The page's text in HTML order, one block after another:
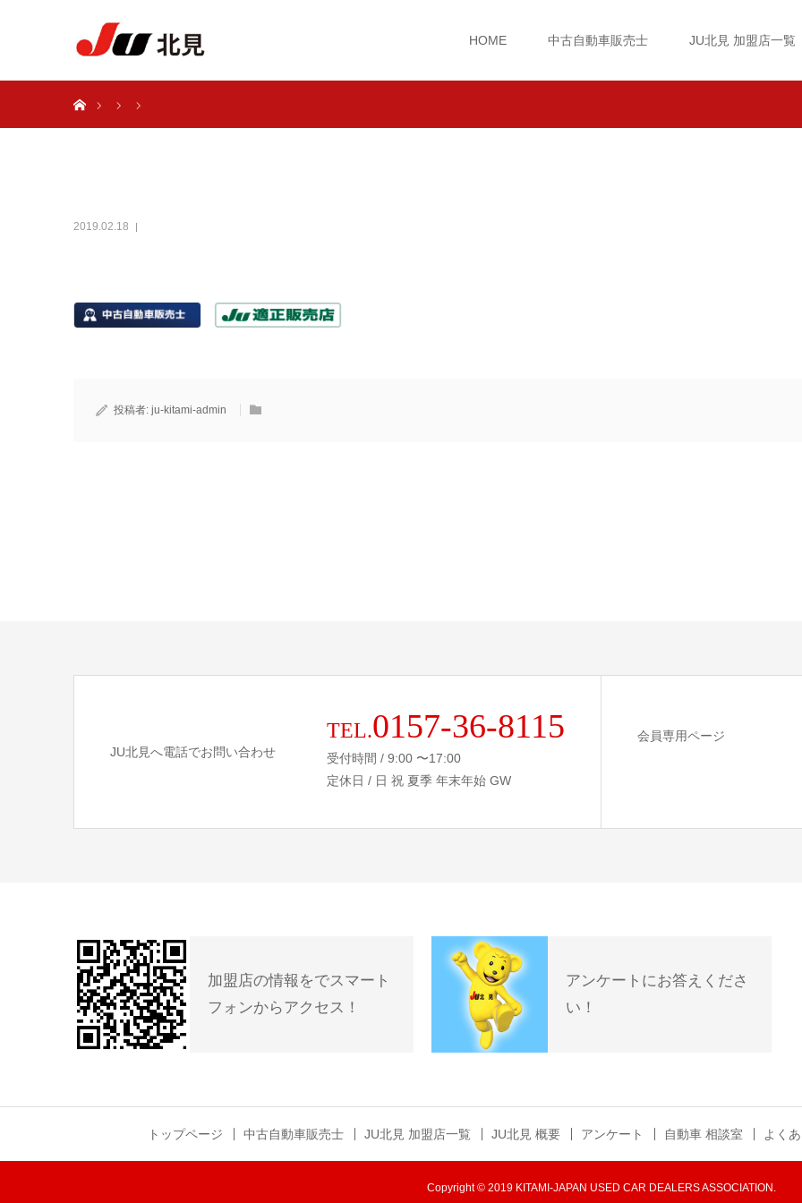
HOME 中古自動車販売士 JU北見 加盟店一覧
2019.02.18
投稿者: ju-kitami-admin
JU北見へ電話でお問い合わせ
TEL.0157-36-8115
受付時間 / 9:00 〜17:00
定休日 / 日 祝 夏季 年末年始 GW
会員専用ページ
加盟店の情報をでスマート
フォンからアクセス！
アンケートにお答えくださ
い！
トップページ 中古自動車販売士 JU北見 加盟店一覧 JU北見 概要 アンケート 自動車 相談室 よく
Copyright © 2019 KITAMI-JAPAN USED CAR DEALERS ASSOCIATION.